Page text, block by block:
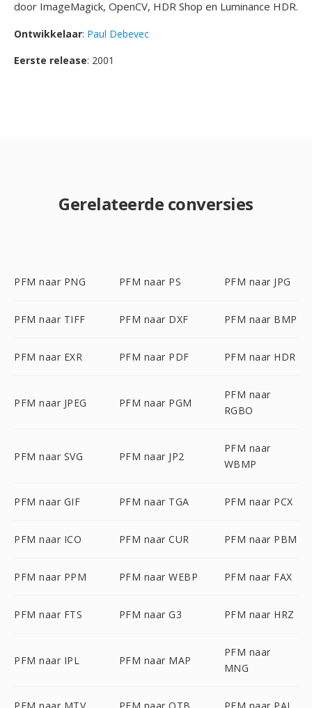
door ImageMagick, OpenCV, HDR Shop en Luminance HDR.
Ontwikkelaar: Paul Debevec
Eerste release: 2001
Gerelateerde conversies
PFM naar PNG PFM naar PS PFM naar JPG
PFM naar TIFF PFM naar DXF PFM naar BMP
PFM naar EXR PFM naar PDF PFM naar HDR
PFM naar JPEG PFM naar PGM
PFM naar
RGBO
PFM naar SVG PFM naar JP2
PFM naar
WBMP
PFM naar GIF PFM naar TGA PFM naar PCX
PFM naar ICO PFM naar CUR PFM naar PBM
PFM naar PPM PFM naar WEBP PFM naar FAX
PFM naar FTS PFM naar G3 PFM naar HRZ
PFM naar IPL PFM naar MAP
PFM naar
MNG